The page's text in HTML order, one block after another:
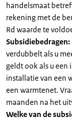
handelsmaat
rekening met de
Rd waarde te
Subsidiebedragen:
verdubbelt als u
geldt ook als u een
installatie van een
een warmtenet.
maanden na het
Welke van de